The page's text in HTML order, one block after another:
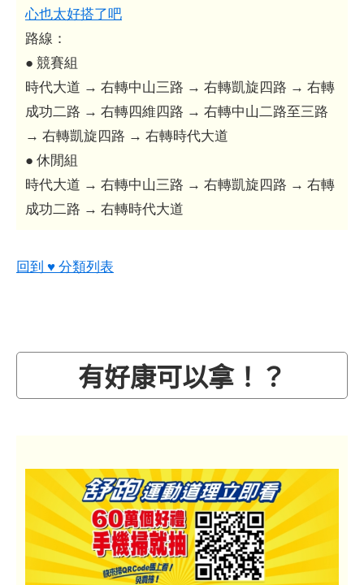
心也太好搭了吧
路線：
● 競賽組
時代大道 → 右轉中山三路 → 右轉凱旋四路 → 右轉
成功二路 → 右轉四維四路 → 右轉中山二路至三路
→ 右轉凱旋四路 → 右轉時代大道
● 休閒組
時代大道 → 右轉中山三路 → 右轉凱旋四路 → 右轉
成功二路 → 右轉時代大道
回到 ♥ 分類列表
有好康可以拿！？